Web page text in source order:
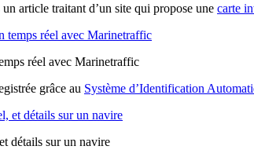
article traitant d’un site qui propose une carte
réel avec Marinetraffic
grâce au Système d’Identification
détails sur un navire